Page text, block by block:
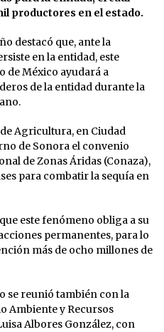
productores en el estado.
destacó que, ante la
en la entidad, este
de México ayudará a
de la entidad durante la
Agricultura, en Ciudad
de Sonora el convenio
de Zonas Áridas (Conaza),
para combatir la sequía en
este fenómeno obliga a su
permanentes, para lo
más de ocho millones de
se reunió también con la
Ambiente y Recursos
Albores González, con